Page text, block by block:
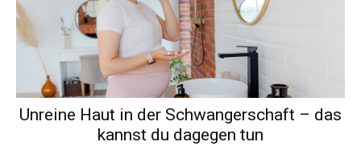
Unreine Haut in der Schwangerschaft – das
kannst du dagegen tun